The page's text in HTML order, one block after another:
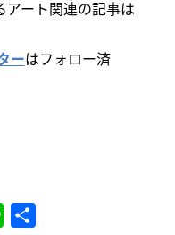
アート関連の記事は
ーはフォロー済
Line